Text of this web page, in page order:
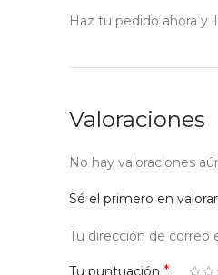
Haz tu pedido ahora y
Valoraciones
No hay valoraciones
Sé el primero en
Tu dirección de correo
Tu puntuación *